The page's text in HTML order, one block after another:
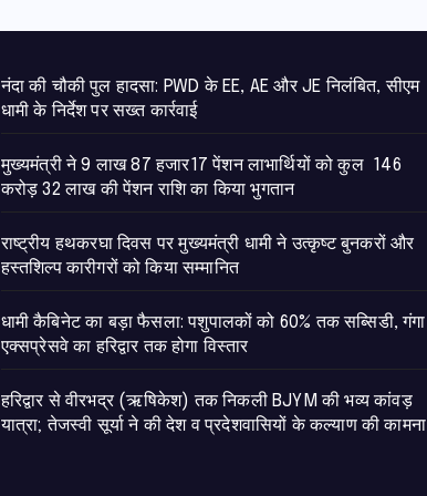
नंदा की चौकी पुल हादसा: PWD के EE, AE और JE निलंबित, सीएम
धामी के निर्देश पर सख्त कार्रवाई
मुख्यमंत्री ने 9 लाख 87 हजार17 पेंशन लाभार्थियों को कुल 146
करोड़ 32 लाख की पेंशन राशि का किया भुगतान
राष्ट्रीय हथकरघा दिवस पर मुख्यमंत्री धामी ने उत्कृष्ट बुनकरों और
हस्तशिल्प कारीगरों को किया सम्मानित
​धामी कैबिनेट का बड़ा फैसला: पशुपालकों को 60% तक सब्सिडी, गंगा
एक्सप्रेसवे का हरिद्वार तक होगा विस्तार
​हरिद्वार से वीरभद्र (ऋषिकेश) तक निकली BJYM की भव्य कांवड़
यात्रा; तेजस्वी सूर्या ने की देश व प्रदेशवासियों के कल्याण की कामना